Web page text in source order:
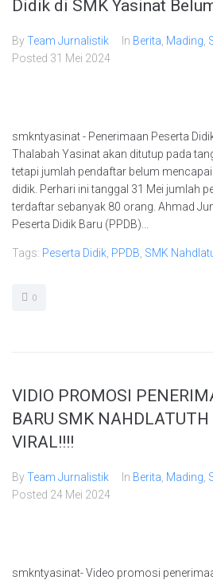
Didik di SMK Yasinat
ByTeam Jurnalistik In Berita Mading
Posted 31 Mei 2024
smkntyasinat - Penerimaan Peserta
Thalabah Yasinat akan ditutup pada
tetapi jumlah pendaftar belum
didik. Perhari ini tanggal 31 Mei jumlah
terdaftar sebanyak 80 orang. Ahmad
Peserta Didik Baru (PPDB)...
Tags: Peserta Didik PPDB SMK
0
VIDIO PROMOSI
BARU SMK
VIRAL!!!!
ByTeam Jurnalistik In Berita Mading
Posted 24 Mei 2024
smkntyasinat- Video promosi